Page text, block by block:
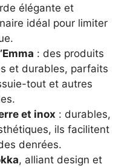
élégante et
idéal pour limiter
: des produits
et durables, parfaits
tout et autres
et inox : durables,
ils facilitent
denrées.
, alliant design et